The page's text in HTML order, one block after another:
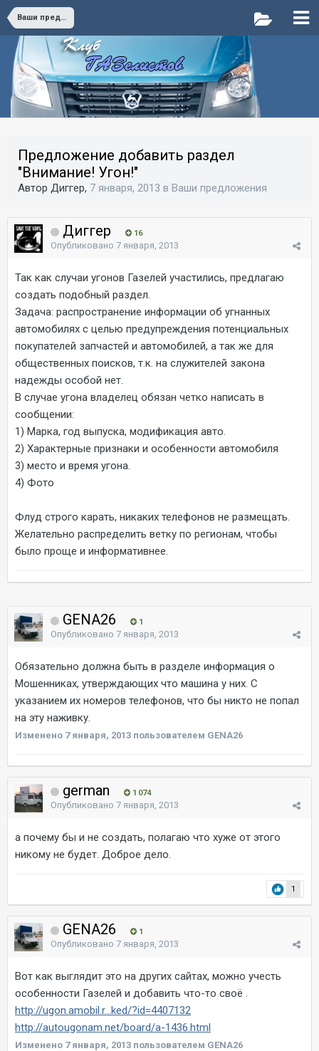
Ваши предложения
Предложение добавить раздел
"Внимание! Угон!"
Автор Диггер, 7 января, 2013 в Ваши предложения
Диггер 16
Опубликовано 7 января, 2013
Так как случаи угонов Газелей участились, предлагаю
создать подобный раздел.
Задача: распространение информации об угнанных
автомобилях с целью предупреждения потенциальных
покупателей запчастей и автомобилей, а так же для
общественных поисков, т.к. на служителей закона
надежды особой нет.
В случае угона владелец обязан четко написать в
сообщении:
1) Марка, год выпуска, модификация авто.
2) Характерные признаки и особенности автомобиля
3) место и время угона.
4) Фото
Флуд строго карать, никаких телефонов не размещать.
Желательно распределить ветку по регионам, чтобы
было проще и информативнее.
GENA26 1
Опубликовано 7 января, 2013
Обязательно должна быть в разделе информация о
Мошенниках, утверждающих что машина у них. С
указанием их номеров телефонов, что бы никто не попал
на эту наживку.
Изменено 7 января, 2013 пользователем GENA26
german 1 074
Опубликовано 7 января, 2013
а почему бы и не создать, полагаю что хуже от этого
никому не будет. Доброе дело.
1
GENA26 1
Опубликовано 7 января, 2013
Вот как выглядит это на других сайтах, можно учесть
особенности Газелей и добавить что-то своё .
http://ugon.amobil.r...ked/?id=4407132
http://autougonam.net/board/a-1436.html
Изменено 7 января, 2013 пользователем GENA26